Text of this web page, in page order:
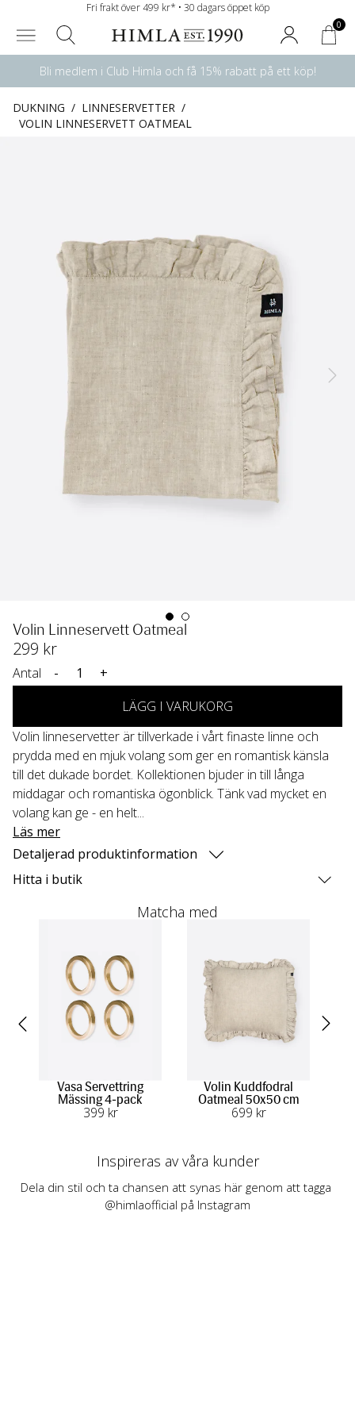
Fri frakt över 499 kr* • 30 dagars öppet köp
0
Bli medlem i Club Himla och få 15% rabatt på ett köp!
DUKNING / LINNESERVETTER /
VOLIN LINNESERVETT OATMEAL
Volin Linneservett Oatmeal
299 kr
Antal -
+
LÄGG I VARUKORG
Volin linneservetter är tillverkade i vårt finaste linne och
prydda med en mjuk volang som ger en romantisk känsla
till det dukade bordet. Kollektionen bjuder in till långa
middagar och romantiska ögonblick. Tänk vad mycket en
volang kan ge - en helt...
Läs mer
Detaljerad produktinformation
Hitta i butik
Matcha med
Vasa Servettring
Mässing 4-pack
399 kr
Volin Kuddfodral
Oatmeal 50x50 cm
699 kr
Inspireras av våra kunder
Dela din stil och ta chansen att synas här genom att tagga
@himlaofficial på Instagram